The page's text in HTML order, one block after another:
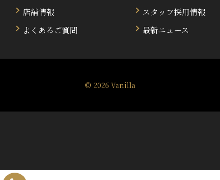
店舗情報
よくあるご質問
スタッフ採用情報
最新ニュース
© 2026 Vanilla